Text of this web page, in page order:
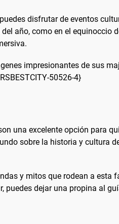
disfrutar de eventos
año, como en el equinoccio
impresionantes de sus
50526-4}
una excelente opción para
sobre la historia y cultura
y mitos que rodean a esta
puedes dejar una propina al